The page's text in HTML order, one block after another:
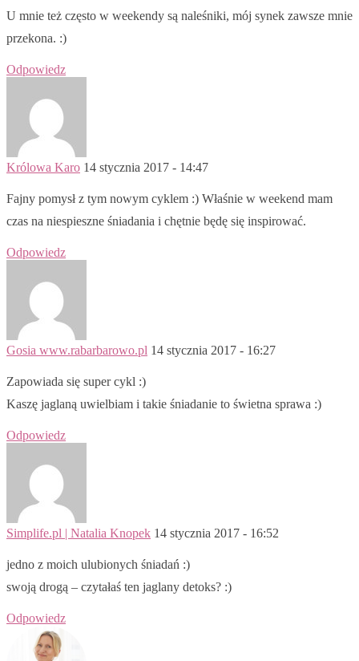
U mnie też często w weekendy są naleśniki, mój synek zawsze mnie
przekona. :)
Odpowiedz
Królowa Karo 14 stycznia 2017 - 14:47
Fajny pomysł z tym nowym cyklem :) Właśnie w weekend mam
czas na niespieszne śniadania i chętnie będę się inspirować.
Odpowiedz
Gosia www.rabarbarowo.pl 14 stycznia 2017 - 16:27
Zapowiada się super cykl :)
Kaszę jaglaną uwielbiam i takie śniadanie to świetna sprawa :)
Odpowiedz
Simplife.pl | Natalia Knopek 14 stycznia 2017 - 16:52
jedno z moich ulubionych śniadań :)
swoją drogą – czytałaś ten jaglany detoks? :)
Odpowiedz